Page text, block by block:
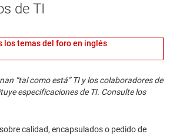
de TI
los temas del foro en inglés
“tal como está” TI y los colaboradores de
especificaciones de TI. Consulte los
calidad, encapsulados o pedido de